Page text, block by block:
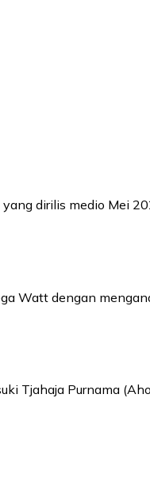
dirilis medio Mei
Watt dengan
Tjahaja Purnama